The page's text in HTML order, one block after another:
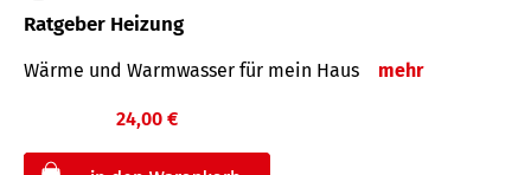
Ratgeber Heizung
Wärme und Warmwasser für mein Haus mehr
24,00 €